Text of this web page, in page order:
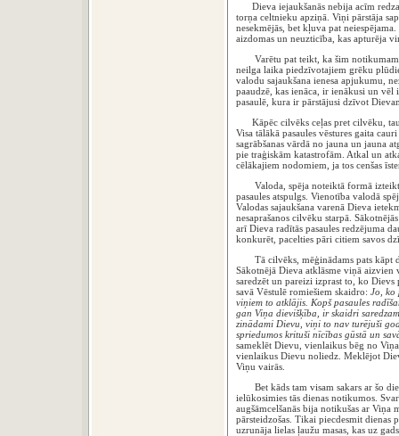
Dieva iejaukšanās nebija acīm
torņa celtnieku apziņā. Viņi pārstāja
nesekmējās, bet kļuva pat
aizdomas un neuzticība, kas apturēja
Varētu pat teikt, ka šim notikumam
neilga laika piedzīvotajiem grēku
valodu sajaukšana ienesa apjukumu,
paaudzē, kas ienāca, ir ienākusi un vēl
pasaulē, kura ir pārstājusi dzīvot
Kāpēc cilvēks ceļas pret cilvēku,
Visa tālākā pasaules vēstures gaita
sagrābšanas vārdā no jauna un jauna
pie traģiskām katastrofām. Atkal un
cēlākajiem nodomiem, ja tos cenšas
Valoda, spēja noteiktā formā
pasaules atspulgs. Vienotība valodā
Valodas sajaukšana varenā Dieva
nesaprašanos cilvēku starpā.
arī Dieva radītās pasaules redzējuma
konkurēt, pacelties pāri citiem savos
Tā cilvēks, mēģinādams pats kāpt
Sākotnējā Dieva atklāsme viņā
saredzēt un pareizi izprast to, ko
savā Vēstulē romiešiem skaidro: Jo, ko
viņiem to atklājis. Kopš pasaules
gan Viņa dievišķība, ir skaidri
zinādami Dievu, viņi to nav turējuši
spriedumos krituši nīcības gūstā un
sameklēt Dievu, vienlaikus bēg no
vienlaikus Dievu noliedz. Meklējot
Viņu vairās.
Bet kāds tam visam sakars ar šo
ielūkosimies tās dienas notikumos.
augšāmcelšanās bija notikušas ar Viņa
pārsteidzošas. Tikai piecdesmit dienas
uzrunāja lielas ļaužu masas, kas uz